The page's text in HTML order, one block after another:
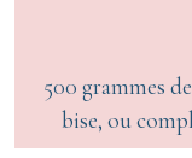
500 grammes
bise, ou